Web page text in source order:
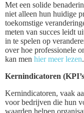
Met een solide
niet alleen hun huidige
toekomstige
meten van succes leidt
in te spelen op
over hoe professionele
kan men hier meer lezen.
Kernindicatoren
Kernindicatoren, vaak
voor bedrijven die hun
waarden helpen